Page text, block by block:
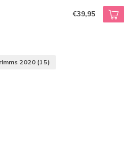
€39,95
2020 (15)